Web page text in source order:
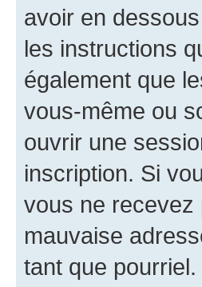
avoir en
les instructions
également que
vous-même ou
ouvrir une
inscription. Si
vous ne recevez
mauvaise
tant que